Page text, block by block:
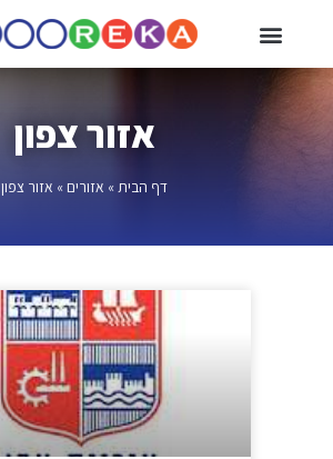
אזור צפון
דף הבית » אזורים » אזור צפון